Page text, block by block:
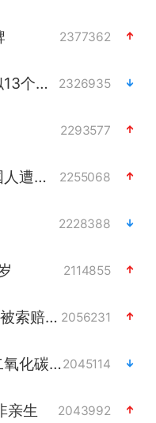
2377362
台风白海豚体型变大近似13个浙江面积 2326935
2293577
泰交通部副部长回应中国人遭歧视手势 2255068
2228388
2114855
1岁宝宝碰坏纸巾盒 宝妈被索赔924元 2056231
女子开一天一夜空调后二氧化碳中毒2045114
亲生 2043992